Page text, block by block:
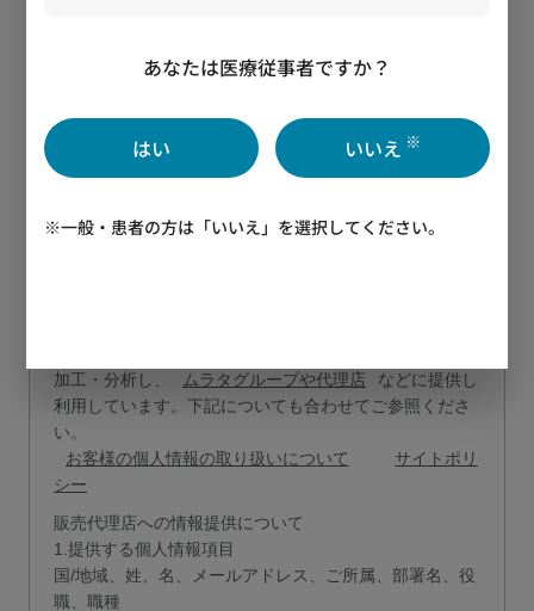
内に関するメールを受け取ることに同意します。
村田製作所グループおよびウェブサイトで
ニーズに沿ったご提案・ご案内・サポートをするため、
加工・分析し、
ムラタグループや代理店
などに提供し
利用しています。下記についても合わせてご参照くださ
い。
お客様の個人情報の取り扱いについて
サイトポリ
シー
販売代理店への情報提供について
1.提供する個人情報項目
国/地域、姓、名、メールアドレス、ご所属、部署名、役
職、職種
あなたは医療従事者ですか？
はい いいえ ※
※一般・患者の方は「いいえ」を選択してください。